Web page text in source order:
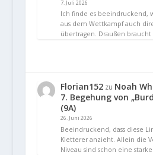
7. Juli 2026
Ich finde es beeindruckend,
aus dem Wettkampf auch
übertragen. Draußen
Florian152zu Noah
7. Begehung von
(9A)
26. Juni 2026
Beeindruckend, dass diese
Kletterer anzieht. Allein die
Niveau sind schon eine